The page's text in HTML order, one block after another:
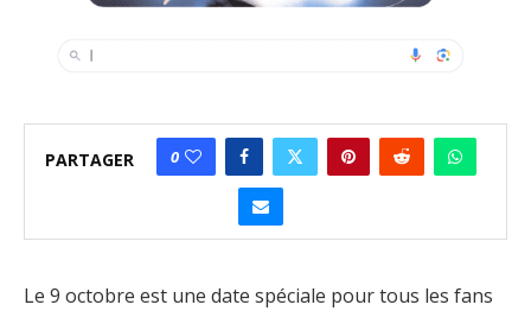
PARTAGER 0
Le 9 octobre est une date spéciale pour tous les fans